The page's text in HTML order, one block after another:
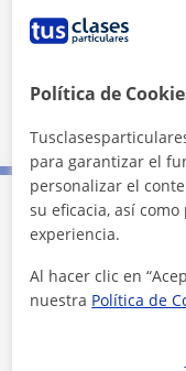
★
Contacta con
Tarifa
Política de
para garantizar el
personalizar el
su eficacia, así
experiencia.
Al hacer clic en
nuestra Política de